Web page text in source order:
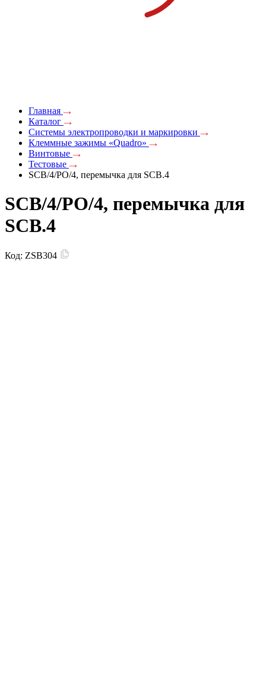
Главная
Каталог
Системы электропроводки и маркировки
Клеммные зажимы «Quadro»
Винтовые
Тестовые
SCB/4/PO/4, перемычка для SCB.4
SCB/4/PO/4, перемычка для
SCB.4
Код: ZSB304